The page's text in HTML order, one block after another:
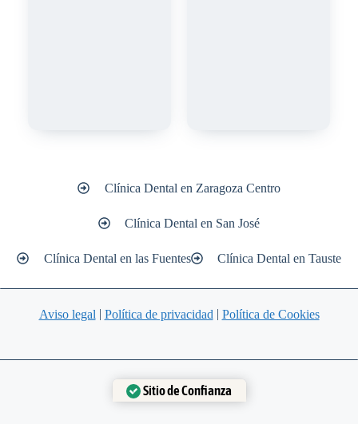
Clínica Dental en Zaragoza Centro
Clínica Dental en San José
Clínica Dental en las Fuentes Clínica Dental en Tauste
Aviso legal | Política de privacidad | Política de Cookies
Sitio de Confianza